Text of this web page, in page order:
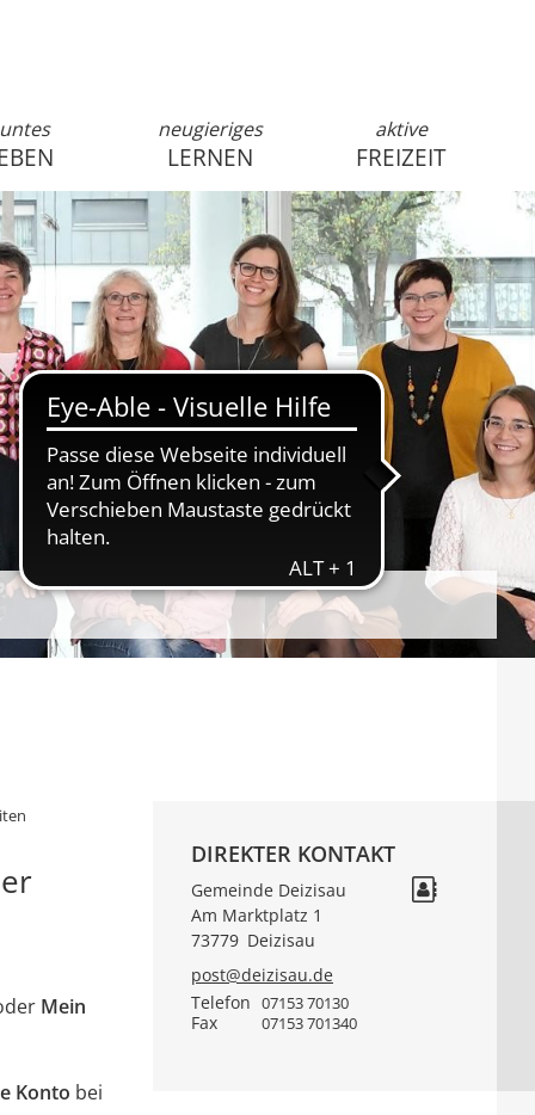
anmelden
neugieriges
LERNEN
aktive
FREIZEIT
Mein
Konto bei
DIREKTER KONTAKT
Gemeinde Deizisau
Am Marktplatz 1
73779 Deizisau
post@deizisau.de
Telefon 07153 70130
Fax 07153 701340